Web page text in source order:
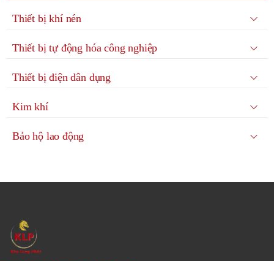
Thiết bị khí nén
Thiết bị tự động hóa công nghiệp
Thiết bị điện dân dụng
Kim khí
Bảo hộ lao động